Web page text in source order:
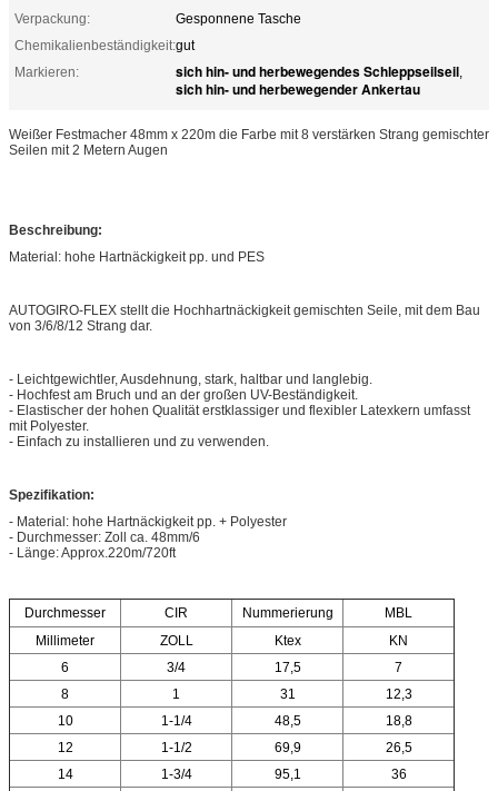
Verpackung:
Gesponnene Tasche
Chemikalienbeständigkeit:gut
Markieren:
sich hin- und herbewegendes Schleppseilseil,
sich hin- und herbewegender Ankertau
Weißer Festmacher 48mm x 220m die Farbe mit 8 verstärken Strang gemischter
Seilen mit 2 Metern Augen
Beschreibung:
Material: hohe Hartnäckigkeit pp. und PES
AUTOGIRO-FLEX stellt die Hochhartnäckigkeit gemischten Seile, mit dem Bau
von 3/6/8/12 Strang dar.
- Leichtgewichtler, Ausdehnung, stark, haltbar und langlebig.
- Hochfest am Bruch und an der großen UV-Beständigkeit.
- Elastischer der hohen Qualität erstklassiger und flexibler Latexkern umfasst
mit Polyester.
- Einfach zu installieren und zu verwenden.
Spezifikation:
- Material: hohe Hartnäckigkeit pp. + Polyester
- Durchmesser: Zoll ca. 48mm/6
- Länge: Approx.220m/720ft
Durchmesser CIR Nummerierung
MBL
Millimeter
ZOLL Ktex
KN
6
3/4 17,5
7
8
1 31
12,3
10
1-1/4 48,5
18,8
12
1-1/2 69,9
26,5
14
1-3/4 95,1
36